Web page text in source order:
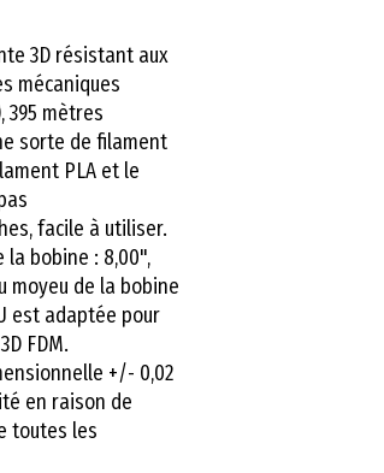
3D résistant aux
mécaniques
395 mètres
sorte de filament
PLA et le
facile à utiliser.
bobine : 8,00",
moyeu de la bobine
est adaptée pour
FDM.
+/- 0,02
en raison de
toutes les